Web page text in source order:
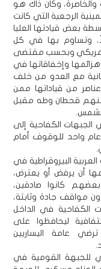
وكان ذاك هو
الرجعية التي كانت
بعض قيادتها العليا
وتساوم بها في كل
وبحسب مقتضى
وإخفاقاتها في
مع العدو من خلف
من قياداتها ممن
منهم قحطان وطه مقبل
الجبهات الكفاحية إلى
واحد للوقوف أمام
البيروقراطية في
أن يرفض أو يعترض،
كانوا صادقين،
مواقف جادة وثابتة،
الكفاحية في الداخل
ليحافظوا على
عامة اليساريين
للجبهة القومية في